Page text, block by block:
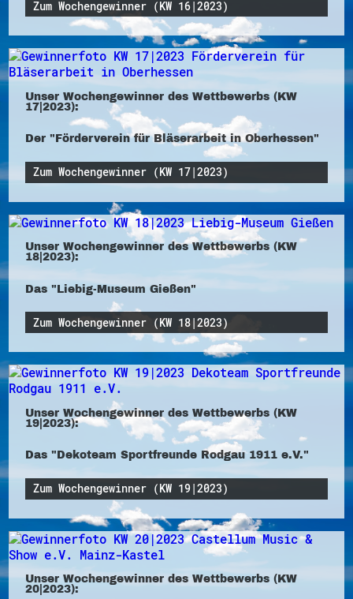
Zum Wochengewinner (KW 16|2023)
Unser Wochengewinner des Wettbewerbs (KW
17|2023):
Der "Förderverein für Bläserarbeit in Oberhessen"
Zum Wochengewinner (KW 17|2023)
Unser Wochengewinner des Wettbewerbs (KW
18|2023):
Das "Liebig-Museum Gießen"
Zum Wochengewinner (KW 18|2023)
Unser Wochengewinner des Wettbewerbs (KW
19|2023):
Das "Dekoteam Sportfreunde Rodgau 1911 e.V."
Zum Wochengewinner (KW 19|2023)
Unser Wochengewinner des Wettbewerbs (KW
20|2023):